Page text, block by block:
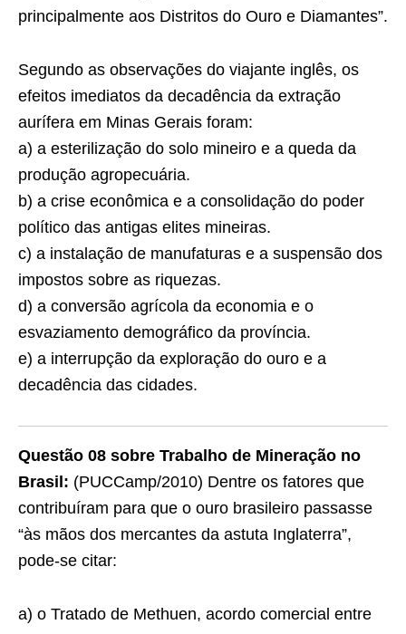
principalmente aos Distritos do Ouro e Diamantes”.
Segundo as observações do viajante inglês, os
efeitos imediatos da decadência da extração
aurífera em Minas Gerais foram:
a) a esterilização do solo mineiro e a queda da
produção agropecuária.
b) a crise econômica e a consolidação do poder
político das antigas elites mineiras.
c) a instalação de manufaturas e a suspensão dos
impostos sobre as riquezas.
d) a conversão agrícola da economia e o
esvaziamento demográfico da província.
e) a interrupção da exploração do ouro e a
decadência das cidades.
Questão 08 sobre Trabalho de Mineração no
Brasil: (PUCCamp/2010) Dentre os fatores que
contribuíram para que o ouro brasileiro passasse
“às mãos dos mercantes da astuta Inglaterra”,
pode-se citar:
a) o Tratado de Methuen, acordo comercial entre